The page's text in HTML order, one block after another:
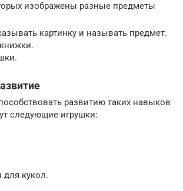
изображены разные предметы
картинку и называть предмет.
развитию таких навыков
следующие игрушки:
для кукол.